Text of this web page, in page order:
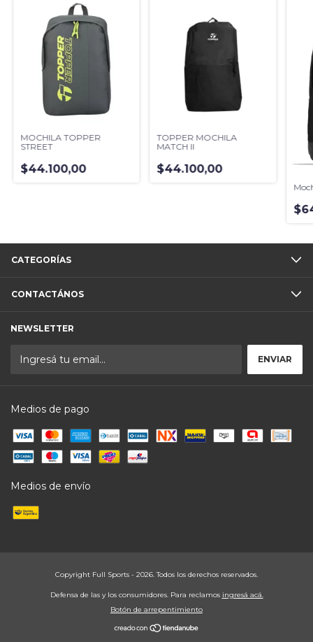
MOCHILA TOPPER
STREET
$44.100,00
TOPPER MOCHILA
MATCH II
$44.100,00
CATEGORÍAS
CONTACTÁNOS
NEWSLETTER
Medios de pago
Medios de envío
Copyright Full Sports - 2026. Todos los derechos reservados.
Defensa de las y los consumidores. Para reclamos ingresá acá.
Botón de arrepentimiento